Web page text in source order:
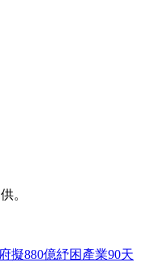
。
擬880億紓困產業90天